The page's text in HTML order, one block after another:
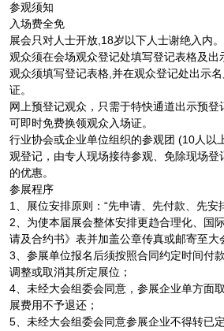
参观须知
入场费全免
展会只对人士开放,18岁以下人士谢绝入内。
观众须在会场观众登记处填写登记表格及出
观众须填写登记表格,并在观众登记处出示
证。
网上预登记观众，只需于特快通道出示预登
可即时免费换领观众入场证。
行业协会或企业单位组织的参观团 (10人以
观登记，由专人现场接待参观、免除现场
的优惠。
参展程序
1、展位安排原则：“先申请、先付款、先安排
2、为使本届展会整体安排更趋合理化、国
请及合约书》表并加盖公章传真或邮寄至大
3、参展单位报名后须按照合同约定时间付
调整或取消其所定展位；
4、未经大会组委会同意，参展企业单方面
展费用不予退还；
5、未经大会组委会同意参展企业不得转已